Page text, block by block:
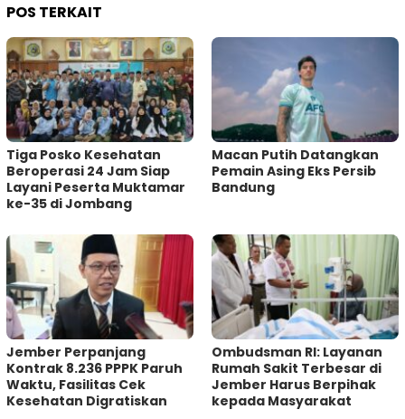
POS TERKAIT
Tiga Posko Kesehatan
Beroperasi 24 Jam Siap
Layani Peserta Muktamar
ke-35 di Jombang
Macan Putih Datangkan
Pemain Asing Eks Persib
Bandung
Jember Perpanjang
Kontrak 8.236 PPPK Paruh
Waktu, Fasilitas Cek
Kesehatan Digratiskan
Ombudsman RI: Layanan
Rumah Sakit Terbesar di
Jember Harus Berpihak
kepada Masyarakat